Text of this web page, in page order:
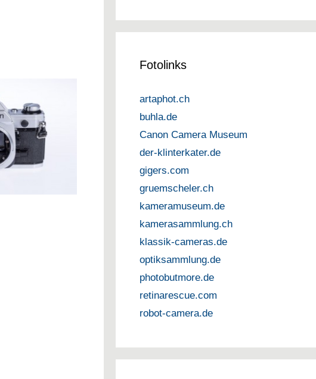
Fotolinks
artaphot.ch
buhla.de
Canon Camera Museum
der-klinterkater.de
gigers.com
gruemscheler.ch
kameramuseum.de
kamerasammlung.ch
klassik-cameras.de
optiksammlung.de
photobutmore.de
retinarescue.com
robot-camera.de